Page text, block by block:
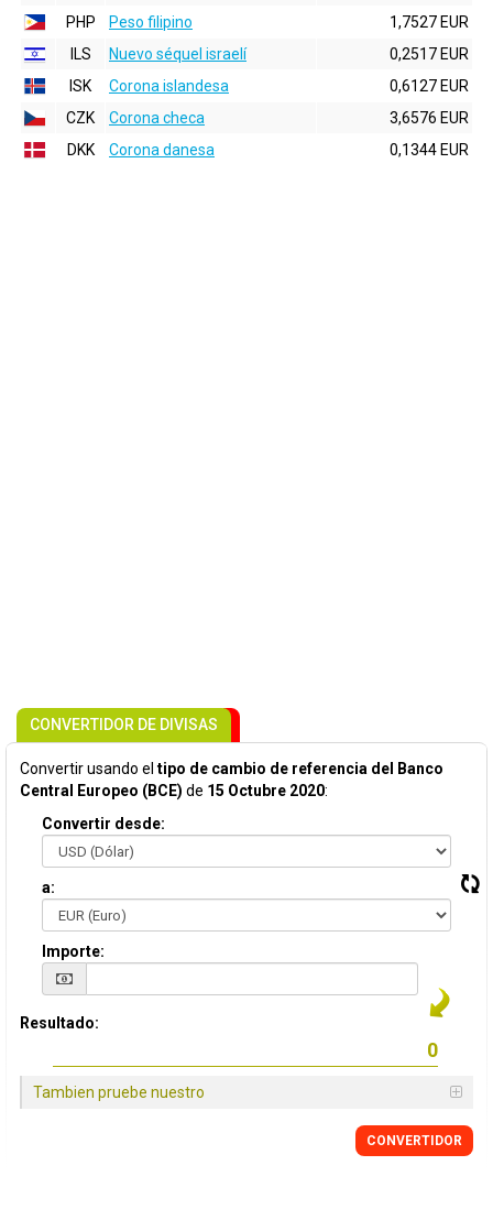
PHP
Peso filipino
1,7527 EUR
ILS
Nuevo séquel israelí
0,2517 EUR
ISK
Corona islandesa
0,6127 EUR
CZK
Corona checa
3,6576 EUR
DKK
Corona danesa 0,1344 EUR
CONVERTIDOR DE DIVISAS
Convertir usando el tipo de cambio de referencia del Banco
Central Europeo (BCE) de 15 Octubre 2020:
Convertir desde:
a:
Importe:
Resultado:
Tambien pruebe nuestro
CONVERTIDOR